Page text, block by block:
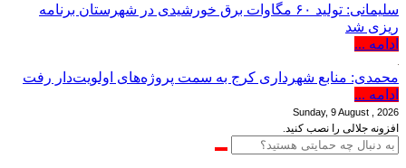
سلیمانی: تولید ۶۰ مگاوات برق خورشیدی در شهرستان برنامه
ریزی شد
ادامه ...
محمدی: منابع شهرداری کرج به سمت پروژه‌های اولویت‌دار رفت
ادامه ...
Sunday, 9 August , 2026
افزونه جلالی را نصب کنید.